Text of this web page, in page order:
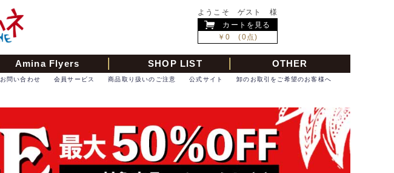
ようこそ ゲスト 様
カートを見る
￥0 (0点)
Amina Flyers SHOP LIST OTHER
卸のお取引をご希望のお客様へ
公式サイト
商品取り扱いのご注意
会員サービス
お問い合わせ